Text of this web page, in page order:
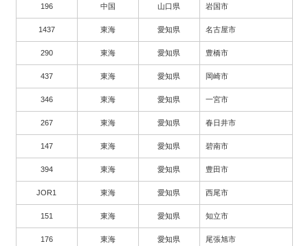
196 中国 山口県 岩国市
1437 東海 愛知県 名古屋市
290 東海 愛知県 豊橋市
437 東海 愛知県 岡崎市
346 東海 愛知県 一宮市
267 東海 愛知県 春日井市
147 東海 愛知県 碧南市
394 東海 愛知県 豊田市
JOR1 東海 愛知県 西尾市
151 東海 愛知県 知立市
176 東海 愛知県 尾張旭市